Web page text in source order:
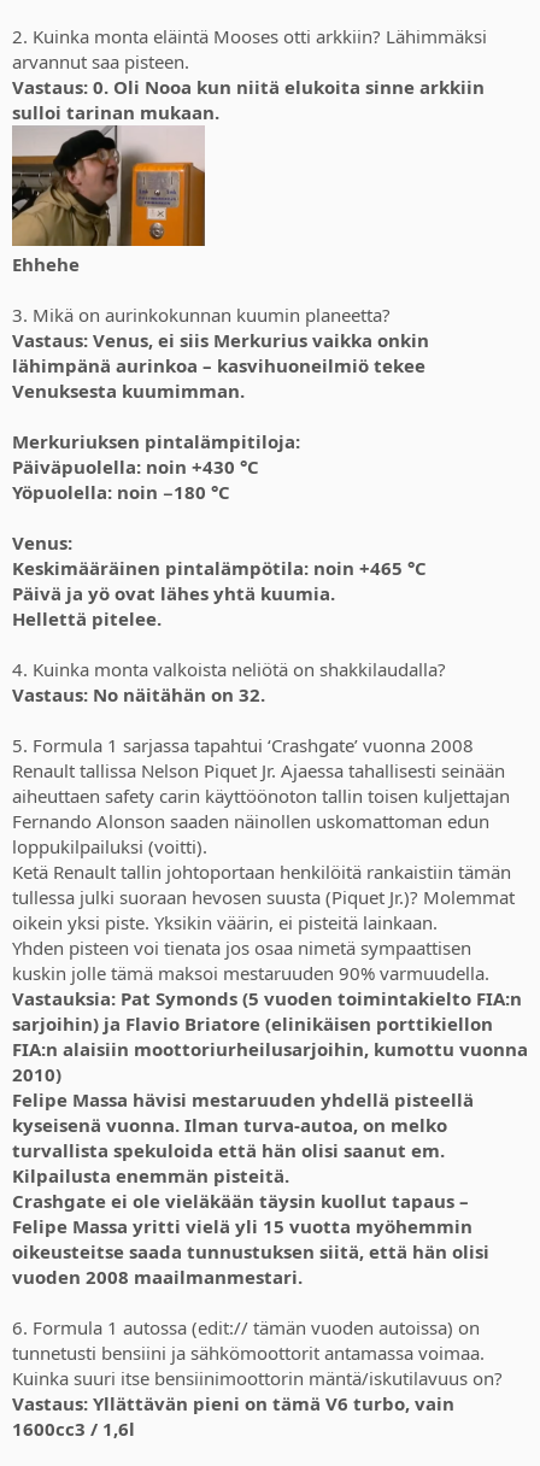
2. Kuinka monta eläintä Mooses otti arkkiin? Lähimmäksi
arvannut saa pisteen.
Vastaus: 0. Oli Nooa kun niitä elukoita sinne arkkiin
sulloi tarinan mukaan.
Ehhehe
3. Mikä on aurinkokunnan kuumin planeetta?
Vastaus: Venus, ei siis Merkurius vaikka onkin
lähimpänä aurinkoa – kasvihuoneilmiö tekee
Venuksesta kuumimman.
Merkuriuksen pintalämpitiloja:
Päiväpuolella: noin +430 °C
Yöpuolella: noin −180 °C
Venus:
Keskimääräinen pintalämpötila: noin +465 °C
Päivä ja yö ovat lähes yhtä kuumia.
Hellettä pitelee.
4. Kuinka monta valkoista neliötä on shakkilaudalla?
Vastaus: No näitähän on 32.
5. Formula 1 sarjassa tapahtui ‘Crashgate’ vuonna 2008
Renault tallissa Nelson Piquet Jr. Ajaessa tahallisesti seinään
aiheuttaen safety carin käyttöönoton tallin toisen kuljettajan
Fernando Alonson saaden näinollen uskomattoman edun
loppukilpailuksi (voitti).
Ketä Renault tallin johtoportaan henkilöitä rankaistiin tämän
tullessa julki suoraan hevosen suusta (Piquet Jr.)? Molemmat
oikein yksi piste. Yksikin väärin, ei pisteitä lainkaan.
Yhden pisteen voi tienata jos osaa nimetä sympaattisen
kuskin jolle tämä maksoi mestaruuden 90% varmuudella.
Vastauksia: Pat Symonds (5 vuoden toimintakielto FIA:n
sarjoihin) ja Flavio Briatore (elinikäisen porttikiellon
FIA:n alaisiin moottoriurheilusarjoihin, kumottu vuonna
2010)
Felipe Massa hävisi mestaruuden yhdellä pisteellä
kyseisenä vuonna. Ilman turva-autoa, on melko
turvallista spekuloida että hän olisi saanut em.
Kilpailusta enemmän pisteitä.
Crashgate ei ole vieläkään täysin kuollut tapaus –
Felipe Massa yritti vielä yli 15 vuotta myöhemmin
oikeusteitse saada tunnustuksen siitä, että hän olisi
vuoden 2008 maailmanmestari.
6. Formula 1 autossa (edit:// tämän vuoden autoissa) on
tunnetusti bensiini ja sähkömoottorit antamassa voimaa.
Kuinka suuri itse bensiinimoottorin mäntä/iskutilavuus on?
Vastaus: Yllättävän pieni on tämä V6 turbo, vain
1600cc3 / 1,6l